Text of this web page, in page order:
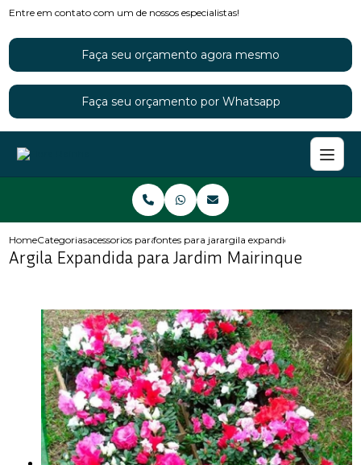
Entre em contato com um de nossos especialistas!
Faça seu orçamento agora mesmo
Faça seu orçamento por Whatsapp
HomeCategoriasacessorios para jardinsfontes para jardimargila expandida para jardim
Argila Expandida para Jardim Mairinque